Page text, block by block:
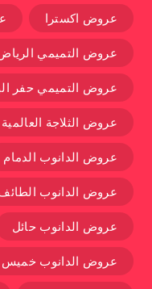
عروض اكسترا
عروض التميمي
عروض التميمي حفر
عروض الثلاجة العالمية
عروض الدانوب الدمام
عروض الدانوب
عروض الدانوب حائل
عروض الدانوب